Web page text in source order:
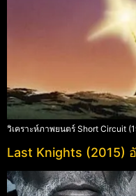
วิเคราะห์ภาพยนตร์ Short Circuit
Last Knights (2015)